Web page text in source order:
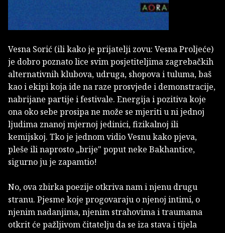
Vesna Sorić (ili kako je prijatelji zovu: Vesna Proljeće)
je dobro poznato lice svim posjetiteljima zagrebačkih
alternativnih klubova, udruga, shopova i tuluma, baš
kao i ekipi koja ide na raze prosvjede i demonstracije,
nabrijane partije i festivale. Energija i pozitiva koje
ona oko sebe prosipa ne može se mjeriti u ni jednoj
ljudima znanoj mjernoj jedinici, fizikalnoj ili
kemijskoj. Tko je jednom vidio Vesnu kako pjeva,
pleše ili naprosto „brije" poput neke Bakhantice,
sigurno ju je zapamtio!
No, ova zbirka poezije otkriva nam i njenu drugu
stranu. Pjesme koje progovaraju o njenoj intimi, o
njenim nadanjima, njenim strahovima i traumama
otkrit će pažljivom čitatelju da se iza stava i tijela